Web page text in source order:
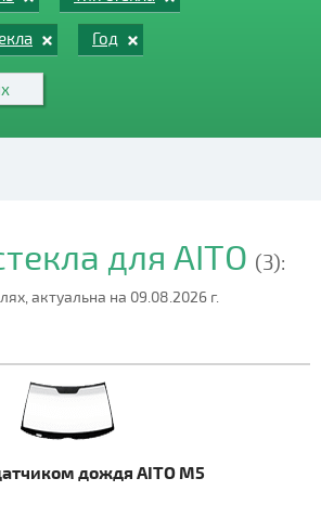
Год
для AITO (3):
актуальна на 09.08.2026 г.
дождя AITO M5